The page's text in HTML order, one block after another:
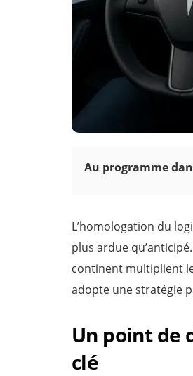
Au programme
L’homologation du
plus ardue
continent multiplient
adopte une stratégie
Un point de
clé